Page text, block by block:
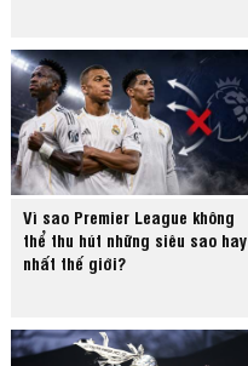
Vì sao Premier League không
thể thu hút những siêu sao hay
nhất thế giới?